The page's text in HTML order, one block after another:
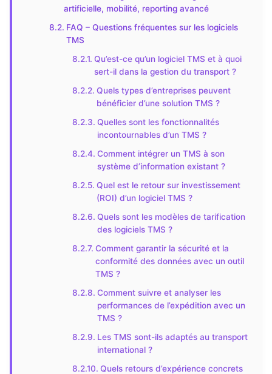
artificielle, mobilité, reporting avancé
FAQ – Questions fréquentes sur les logiciels
TMS
Qu’est-ce qu’un logiciel TMS et à quoi
sert-il dans la gestion du transport ?
Quels types d’entreprises peuvent
bénéficier d’une solution TMS ?
Quelles sont les fonctionnalités
incontournables d’un TMS ?
Comment intégrer un TMS à son
système d’information existant ?
Quel est le retour sur investissement
(ROI) d’un logiciel TMS ?
Quels sont les modèles de tarification
des logiciels TMS ?
Comment garantir la sécurité et la
conformité des données avec un outil
TMS ?
Comment suivre et analyser les
performances de l’expédition avec un
TMS ?
Les TMS sont-ils adaptés au transport
international ?
Quels retours d’expérience concrets